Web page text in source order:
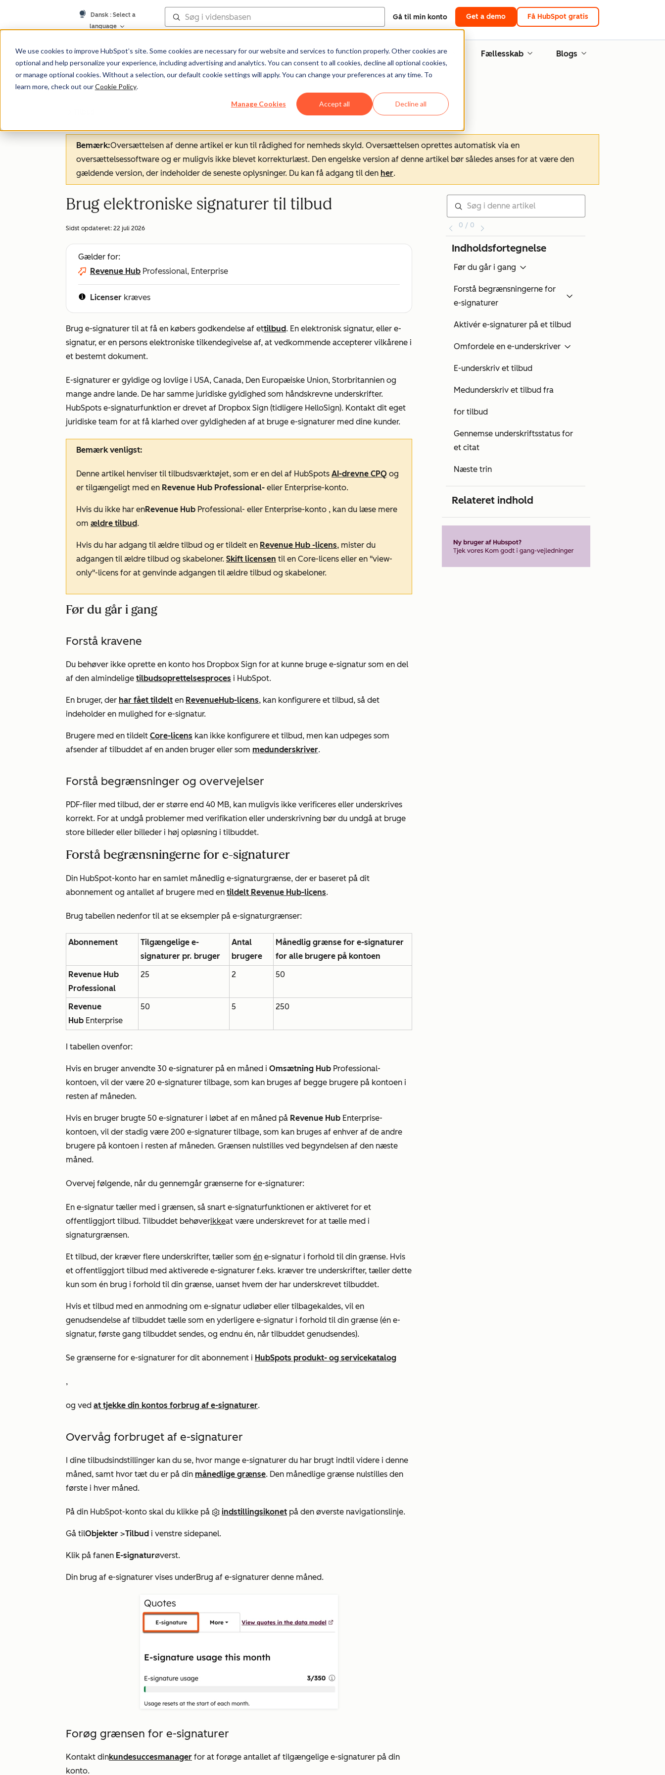
We use cookies to improve HubSpot’s site. Some cookies are necessary for our website and services to function properly. Other cookies are
optional and help personalize your experience, including advertising and analytics. You can consent to all cookies, decline all optional cookies,
or manage optional cookies. Without a selection, our default cookie settings will apply. You can change your preferences at any time. To
learn more, check out ourCookie Policy.
Manage Cookies Accept all Decline all
Dansk : Select a
language
Gå til min konto Get a demo Få HubSpot gratis
Vidensbase Help Center Dokumentation Træning Fællesskab Blogs
Bemærk:Oversættelsen af denne artikel er kun til rådighed for nemheds skyld. Oversættelsen oprettes automatisk via en
oversættelsessoftware og er muligvis ikke blevet korrekturlæst. Den engelske version af denne artikel bør således anses for at være den
gældende version, der indeholder de seneste oplysninger. Du kan få adgang til den her.
Brug elektroniske signaturer til tilbud
Sidst opdateret: 22 juli 2026
Gælder for:
Revenue Hub Professional, Enterprise
Licenser kræves
Brug e-signaturer til at få en købers godkendelse af ettilbud. En elektronisk signatur, eller e-
signatur, er en persons elektroniske tilkendegivelse af, at vedkommende accepterer vilkårene i
et bestemt dokument.
E-signaturer er gyldige og lovlige i USA, Canada, Den Europæiske Union, Storbritannien og
mange andre lande. De har samme juridiske gyldighed som håndskrevne underskrifter.
HubSpots e-signaturfunktion er drevet af Dropbox Sign (tidligere HelloSign). Kontakt dit eget
juridiske team for at få klarhed over gyldigheden af at bruge e-signaturer med dine kunder.
Bemærk venligst:
Denne artikel henviser til tilbudsværktøjet, som er en del af HubSpots AI-drevne CPQ og
er tilgængeligt med en Revenue Hub Professional- eller Enterprise-konto.
Hvis du ikke har enRevenue Hub Professional- eller Enterprise-konto , kan du læse mere
om ældre tilbud.
Hvis du har adgang til ældre tilbud og er tildelt en Revenue Hub -licens, mister du
adgangen til ældre tilbud og skabeloner. Skift licensen til en Core-licens eller en "view-
only"-licens for at genvinde adgangen til ældre tilbud og skabeloner.
Før du går i gang
Forstå kravene
Du behøver ikke oprette en konto hos Dropbox Sign for at kunne bruge e-signatur som en del
af den almindelige tilbudsoprettelsesproces i HubSpot.
En bruger, der har fået tildelt en RevenueHub-licens, kan konfigurere et tilbud, så det
indeholder en mulighed for e-signatur.
Brugere med en tildelt Core-licens kan ikke konfigurere et tilbud, men kan udpeges som
afsender af tilbuddet af en anden bruger eller som medunderskriver.
Forstå begrænsninger og overvejelser
PDF-filer med tilbud, der er større end 40 MB, kan muligvis ikke verificeres eller underskrives
korrekt. For at undgå problemer med verifikation eller underskrivning bør du undgå at bruge
store billeder eller billeder i høj opløsning i tilbuddet.
Forstå begrænsningerne for e-signaturer
Din HubSpot-konto har en samlet månedlig e-signaturgrænse, der er baseret på dit
abonnement og antallet af brugere med en tildelt Revenue Hub-licens.
Brug tabellen nedenfor til at se eksempler på e-signaturgrænser:
Abonnement
Tilgængelige e-
signaturer pr. bruger
Antal
brugere
Månedlig grænse for e-signaturer
for alle brugere på kontoen
Revenue Hub
Professional
25 2 50
Revenue
Hub Enterprise
50 5 250
I tabellen ovenfor:
Hvis en bruger anvendte 30 e-signaturer på en måned i Omsætning Hub Professional-
kontoen, vil der være 20 e-signaturer tilbage, som kan bruges af begge brugere på kontoen i
resten af måneden.
Hvis en bruger brugte 50 e-signaturer i løbet af en måned på Revenue Hub Enterprise-
kontoen, vil der stadig være 200 e-signaturer tilbage, som kan bruges af enhver af de andre
brugere på kontoen i resten af måneden. Grænsen nulstilles ved begyndelsen af den næste
måned.
Overvej følgende, når du gennemgår grænserne for e-signaturer:
En e-signatur tæller med i grænsen, så snart e-signaturfunktionen er aktiveret for et
offentliggjort tilbud. Tilbuddet behøverikkeat være underskrevet for at tælle med i
signaturgrænsen.
Et tilbud, der kræver flere underskrifter, tæller som én e-signatur i forhold til din grænse. Hvis
et offentliggjort tilbud med aktiverede e-signaturer f.eks. kræver tre underskrifter, tæller dette
kun som én brug i forhold til din grænse, uanset hvem der har underskrevet tilbuddet.
Hvis et tilbud med en anmodning om e-signatur udløber eller tilbagekaldes, vil en
genudsendelse af tilbuddet tælle som en yderligere e-signatur i forhold til din grænse (én e-
signatur, første gang tilbuddet sendes, og endnu én, når tilbuddet genudsendes).
Se grænserne for e-signaturer for dit abonnement i HubSpots produkt- og servicekatalog
,
og ved at tjekke din kontos forbrug af e-signaturer.
Overvåg forbruget af e-signaturer
I dine tilbudsindstillinger kan du se, hvor mange e-signaturer du har brugt indtil videre i denne
måned, samt hvor tæt du er på din månedlige grænse. Den månedlige grænse nulstilles den
første i hver måned.
På din HubSpot-konto skal du klikke på indstillingsikonet på den øverste navigationslinje.
Gå tilObjekter >Tilbud i venstre sidepanel.
Klik på fanen E-signaturøverst.
Din brug af e-signaturer vises underBrug af e-signaturer denne måned.
Forøg grænsen for e-signaturer
Kontakt dinkundesuccesmanager for at forøge antallet af tilgængelige e-signaturer på din
konto.
0 / 0
Indholdsfortegnelse
Før du går i gang
Forstå begrænsningerne for
e-signaturer
Aktivér e-signaturer på et tilbud
Omfordele en e-underskriver
E-underskriv et tilbud
Medunderskriv et tilbud fra
for tilbud
Gennemse underskriftsstatus for
et citat
Næste trin
Relateret indhold